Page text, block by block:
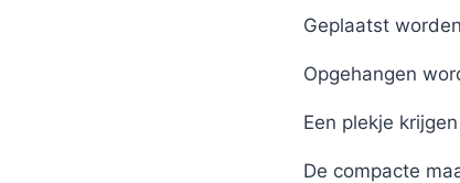
Geplaatst
Opgehangen
Een plekje
De compacte